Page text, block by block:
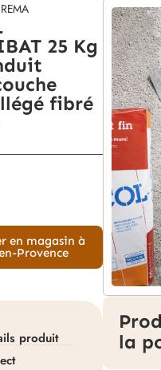
la
25 Kg
fibré
en magasin à
Provence
produit